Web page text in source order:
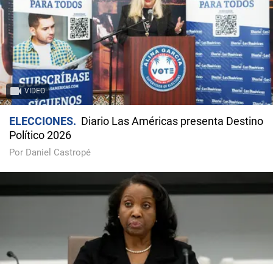
VIDEO
ELECCIONES
Diario Las Américas presenta Destino
Político 2026
Por Daniel Castropé